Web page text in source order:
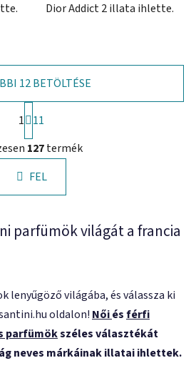
Dior Addict 2 illata ihlette.
L
i
s
t
a
r
í
t
á
s
e
12 BETÖLTÉSE
L
a
p
o
z
á
1
11
127termék
FEL
parfümök világát a francia
lenyűgöző világába, és válassza ki
oldalon! Nőiésférfi
parfümökszéles választékát
neves márkáinak illatai ihlettek.